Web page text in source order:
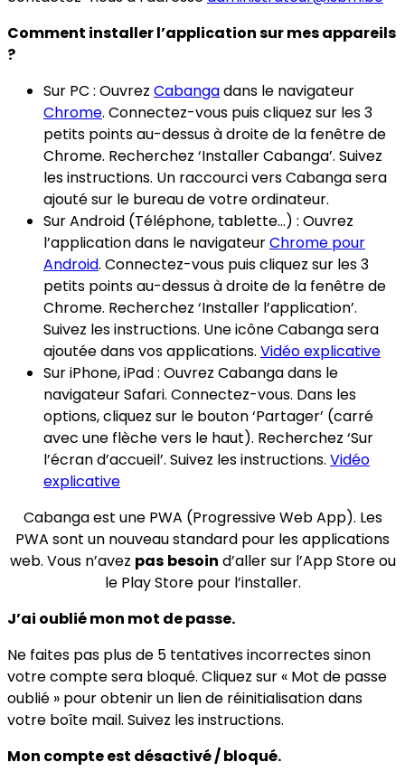
Comment installer l’application sur mes appareils
?
Sur PC : Ouvrez Cabangadans le navigateur
Chrome. Connectez-vous puis cliquez sur les 3
petits points au-dessus à droite de la fenêtre de
Chrome. Recherchez ‘Installer Cabanga’. Suivez
les instructions. Un raccourci vers Cabanga sera
ajouté sur le bureau de votre ordinateur.
Sur Android (Téléphone, tablette…) : Ouvrez
l’application dans le navigateurChrome pour
Android. Connectez-vous puis cliquez sur les 3
petits points au-dessus à droite de la fenêtre de
Chrome. Recherchez ‘Installer l’application’.
Suivez les instructions. Une icône Cabanga sera
ajoutée dans vos applications. Vidéo explicative
Sur iPhone, iPad : Ouvrez Cabanga dans le
navigateur Safari. Connectez-vous. Dans les
options, cliquez sur le bouton ‘Partager’ (carré
avec une flèche vers le haut). Recherchez ‘Sur
l’écran d’accueil’. Suivez les instructions. Vidéo
explicative
Cabanga est une PWA (Progressive Web App). Les
PWA sont un nouveau standard pour les applications
web. Vous n’avez pas besoin d’aller sur l’App Store ou
le Play Store pour l’installer.
J’ai oublié mon mot de passe.
Ne faites pas plus de 5 tentatives incorrectes sinon
votre compte sera bloqué. Cliquez sur « Mot de passe
oublié » pour obtenir un lien de réinitialisation dans
votre boîte mail. Suivez les instructions.
Mon compte est désactivé / bloqué.